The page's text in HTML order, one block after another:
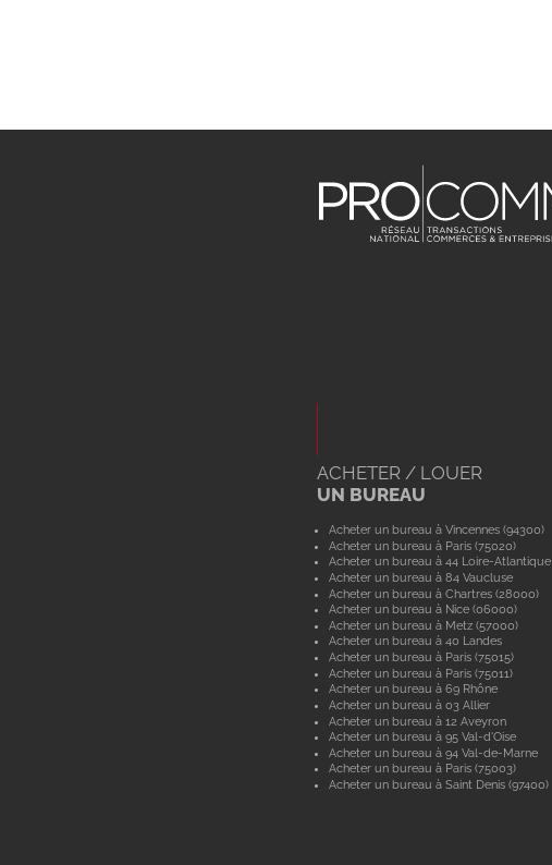
ACHETER / LOUER
UN BUREAU
Acheter un bureau à Vincennes (94300)
Acheter un bureau à Paris (75020)
Acheter un bureau à 44 Loire-Atlantique
Acheter un bureau à 84 Vaucluse
Acheter un bureau à Chartres (28000)
Acheter un bureau à Nice (06000)
Acheter un bureau à Metz (57000)
Acheter un bureau à 40 Landes
Acheter un bureau à Paris (75015)
Acheter un bureau à Paris (75011)
Acheter un bureau à 69 Rhône
Acheter un bureau à 03 Allier
Acheter un bureau à 12 Aveyron
Acheter un bureau à 95 Val-d'Oise
Acheter un bureau à 94 Val-de-Marne
Acheter un bureau à Paris (75003)
Acheter un bureau à Saint Denis (97400)